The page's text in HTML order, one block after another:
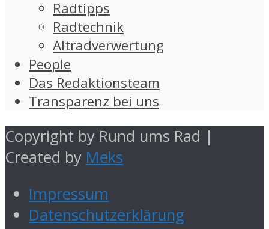
Radtipps
Radtechnik
Altradverwertung
People
Das Redaktionsteam
Transparenz bei uns
Copyright by Rund ums Rad |
Created by Meks
Impressum
Datenschutzerklärung